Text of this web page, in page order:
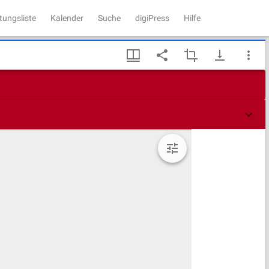
Kalender Suche digiPress Hilfe